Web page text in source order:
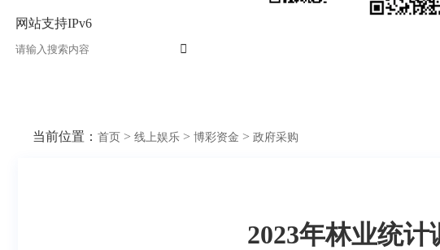
网站支持IPv6
当前位置： 首页 > 线上娱乐 > 博彩资金 > 政府采购
2023年林业统